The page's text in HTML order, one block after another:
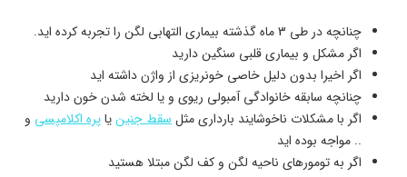
چنانچه در طی 3 ماه گذشته بیماری التهابی لگن را تجربه کرده اید.
اگر مشکل و بیماری قلبی سنگین دارید
اگر اخیرا بدون دلیل خاصی خونریزی از واژن داشته اید
چنانچه سابقه خانوادگی آمبولی ریوی و یا لخته شدن خون دارید
اگر با مشکلات ناخوشایند بارداری مثلسقط جنینیاپره اکلامپسی و
.. مواجه بوده اید
اگر به تومورهای ناحیه لگن و کف لگن مبتلا هستید